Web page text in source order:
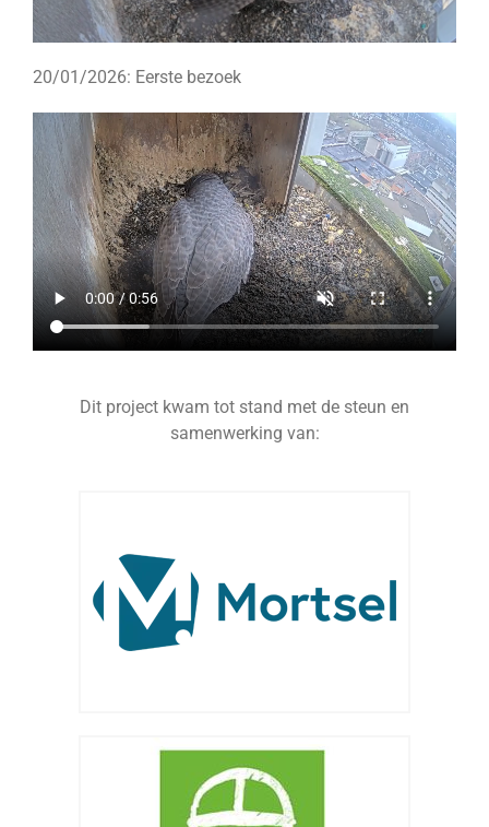
20/01/2026: Eerste bezoek
Dit project kwam tot stand met de steun en
samenwerking van: